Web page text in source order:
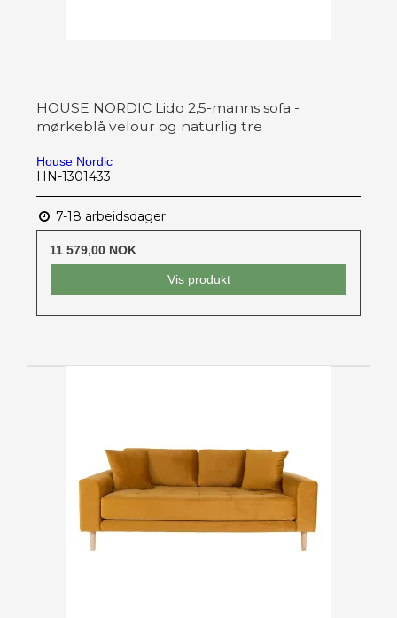
HOUSE NORDIC Lido 2,5-manns sofa -
mørkeblå velour og naturlig tre
House Nordic
HN-1301433
7-18 arbeidsdager
11 579,00 NOK
Vis produkt